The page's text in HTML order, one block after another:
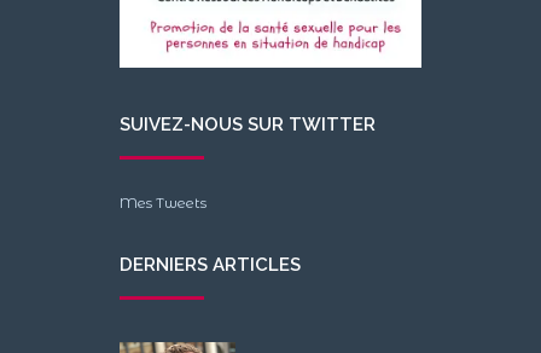
SUIVEZ-NOUS SUR TWITTER
Mes Tweets
DERNIERS ARTICLES